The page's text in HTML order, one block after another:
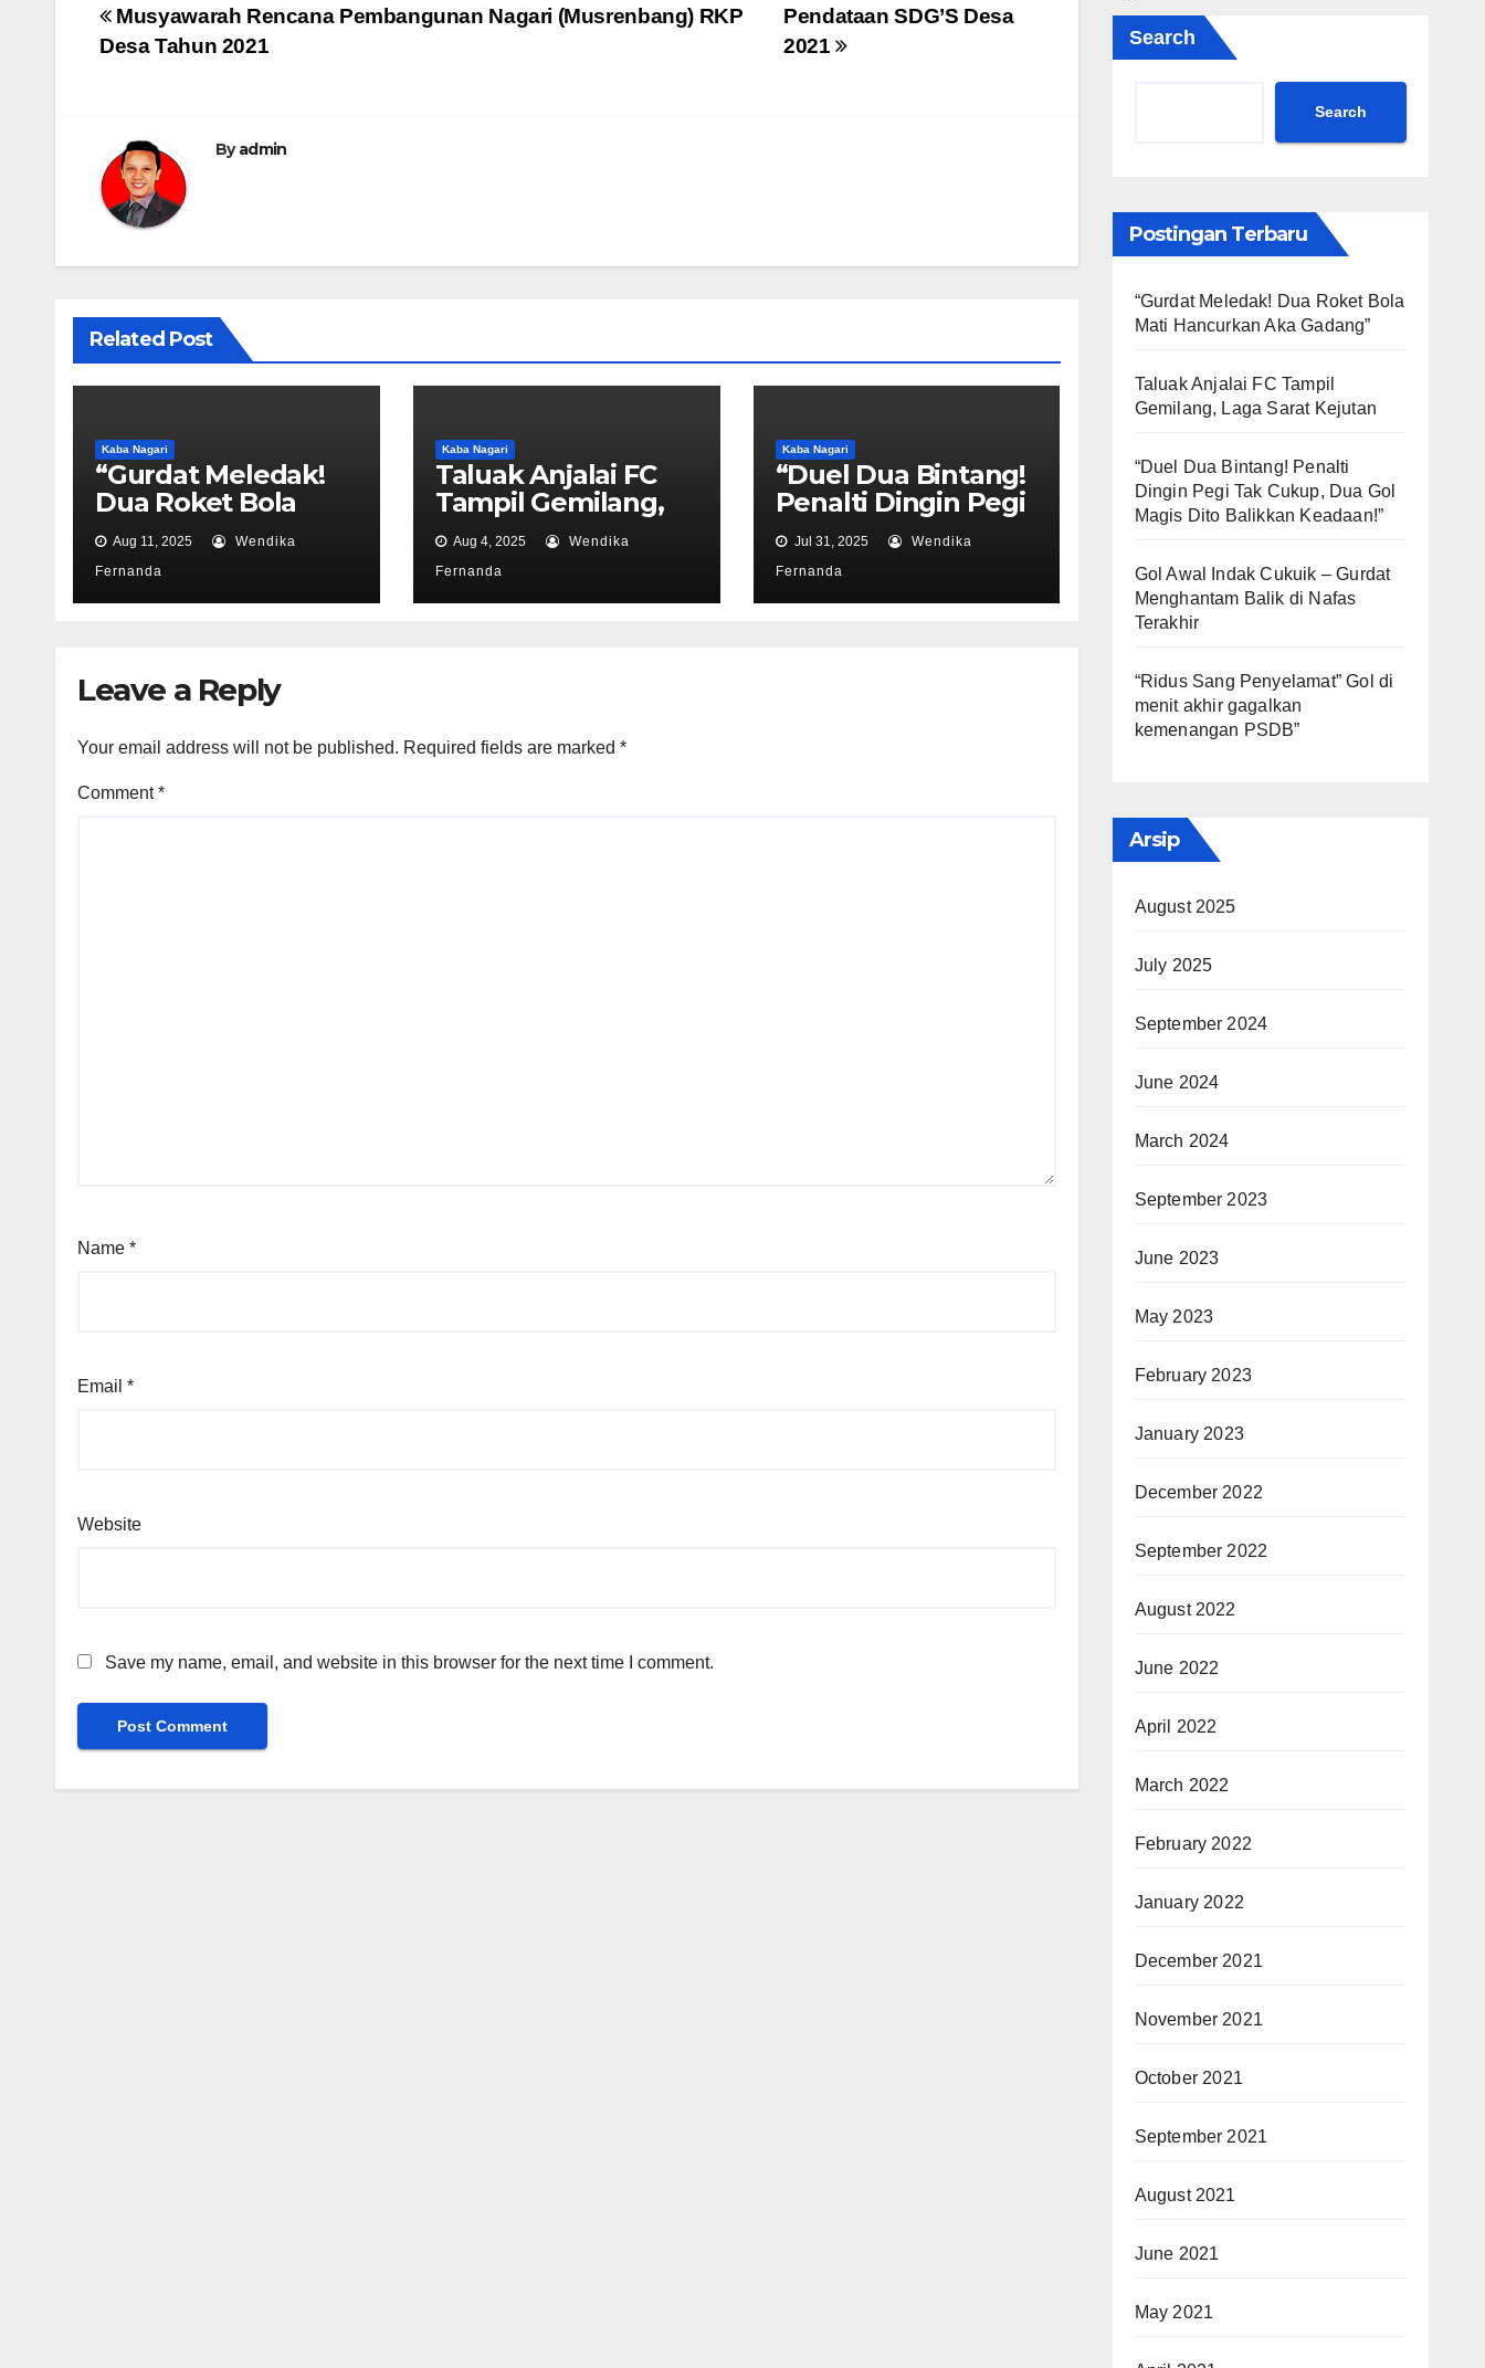
Post
Pendataan SDG’S Desa
2021
Musyawarah Rencana Pembangunan Nagari (Musrenbang) RKP
Desa Tahun 2021
Byadmin
Related Post
Kaba Nagari
“Gurdat Meledak!
Dua Roket Bola
Mati Hancurkan
Aka Gadang”
Aug 11, 2025
Wendika
Fernanda
Kaba Nagari
Taluak Anjalai FC
Tampil Gemilang,
Laga Sarat Kejutan
Aug 4, 2025
Wendika
Fernanda
Kaba Nagari
“Duel Dua Bintang!
Penalti Dingin Pegi
Tak Cukup, Dua Gol
Magis Dito Balikkan
Keadaan!”
Jul 31, 2025
Wendika
Fernanda
Leave a Reply
Your email address will not be published. Required fields are marked *
Comment*
Name *
Email *
Website
Save my name, email, and website in this browser for the next time I comment.
Search
Search
Postingan Terbaru
“Gurdat Meledak! Dua Roket Bola
Mati Hancurkan Aka Gadang”
Taluak Anjalai FC Tampil
Gemilang, Laga Sarat Kejutan
“Duel Dua Bintang! Penalti
Dingin Pegi Tak Cukup, Dua Gol
Magis Dito Balikkan Keadaan!”
Gol Awal Indak Cukuik – Gurdat
Menghantam Balik di Nafas
Terakhir
“Ridus Sang Penyelamat” Gol di
menit akhir gagalkan
kemenangan PSDB”
Arsip
August 2025
July 2025
September 2024
June 2024
March 2024
September 2023
June 2023
May 2023
February 2023
January 2023
December 2022
September 2022
August 2022
June 2022
April 2022
March 2022
February 2022
January 2022
December 2021
November 2021
October 2021
September 2021
August 2021
June 2021
May 2021